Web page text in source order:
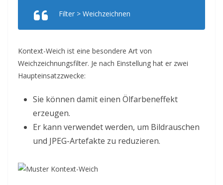
Filter > Weichzeichnen
Kontext-Weich ist eine besondere Art von
Weichzeichnungsfilter. Je nach Einstellung hat er zwei
Haupteinsatzzwecke:
Sie können damit einen Ölfarbeneffekt
erzeugen.
Er kann verwendet werden, um Bildrauschen
und JPEG-Artefakte zu reduzieren.